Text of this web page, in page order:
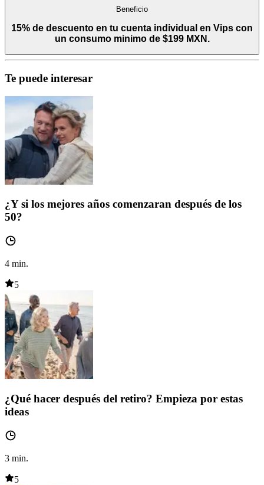
Beneficio
15% de descuento en tu cuenta individual en Vips con
un consumo minimo de $199 MXN.
Te puede interesar
¿Y si los mejores años comenzaran después de los
50?
4 min.
5
¿Qué hacer después del retiro? Empieza por estas
ideas
3 min.
5